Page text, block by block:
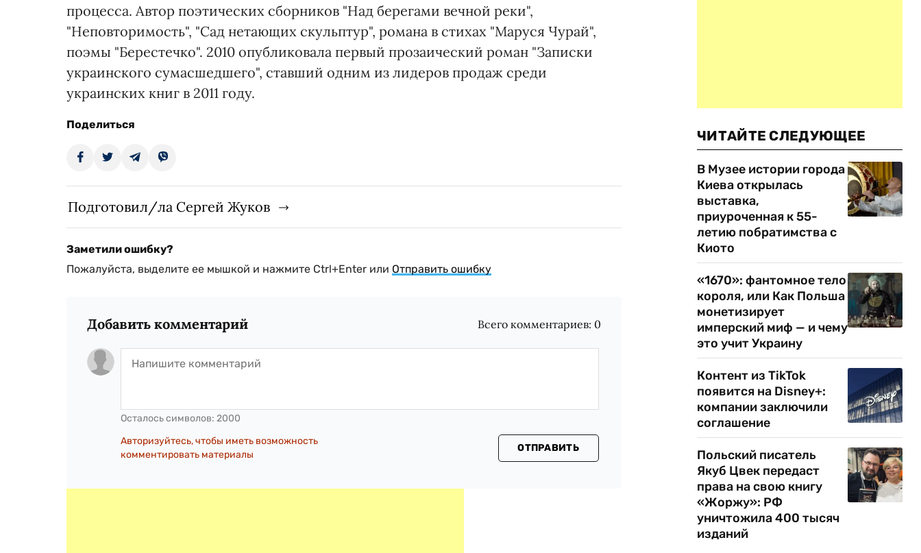
процесса. Автор поэтических сборников "Над берегами вечной реки",
"Неповторимость", "Сад нетающих скульптур", романа в стихах "Маруся Чурай",
поэмы "Берестечко". 2010 опубликовала первый прозаический роман "Записки
украинского сумасшедшего", ставший одним из лидеров продаж среди
украинских книг в 2011 году.
Поделиться
Подготовил/ла Сергей Жуков
Заметили ошибку?
Пожалуйста, выделите ее мышкой и нажмите Ctrl+Enter или Отправить ошибку
Добавить комментарий Всего комментариев: 0
Осталось символов: 2000
Авторизуйтесь, чтобы иметь возможность
комментировать материалы
ОТПРАВИТЬ
ЧИТАЙТЕ СЛЕДУЮЩЕЕ
В Музее истории города
Киева открылась
выставка,
приуроченная к 55-
летию побратимства с
Киото
«1670»: фантомное тело
короля, или Как Польша
монетизирует
имперский миф — и чему
это учит Украину
Контент из TikTok
появится на Disney+:
компании заключили
соглашение
Польский писатель
Якуб Цвек передаст
права на свою книгу
«Жоржу»: РФ
уничтожила 400 тысяч
изданий